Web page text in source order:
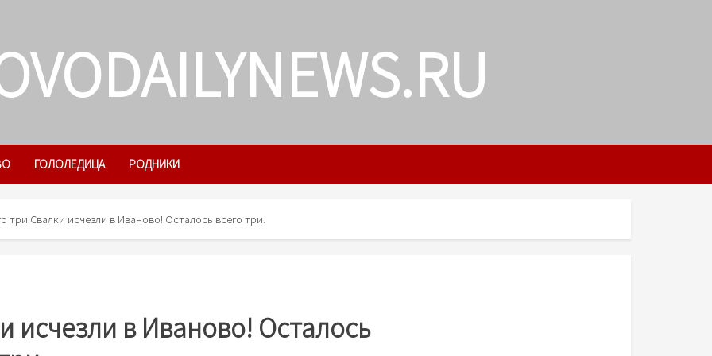
ГОЛОЛЕДИЦА РОДНИКИ
три.Свалки исчезли в Иваново! Осталось всего три.
исчезли в Иваново! Осталось